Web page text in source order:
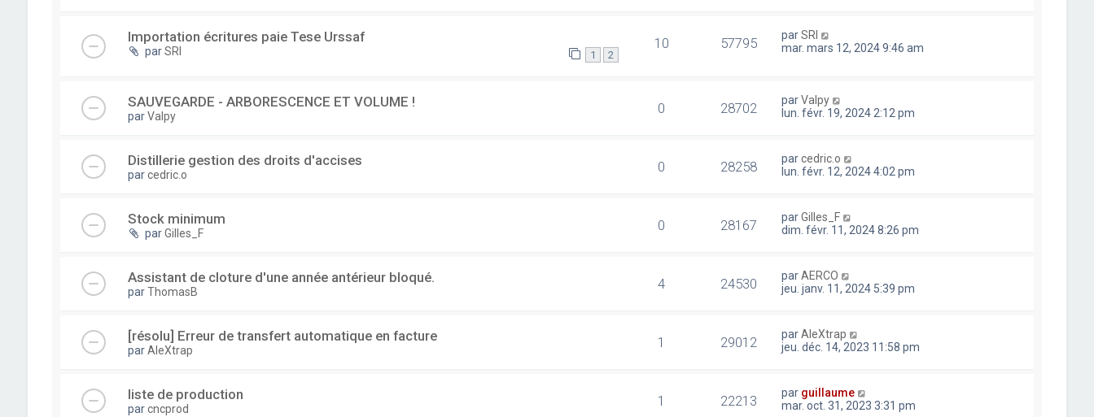
Importation écritures paie Tese Urssaf
parSRI 1 2
10 57795 parSRI
mar. mars 12, 2024 9:46 am
SAUVEGARDE - ARBORESCENCE ET VOLUME !
parValpy 0 28702 parValpy
lun. févr. 19, 2024 2:12 pm
Distillerie gestion des droits d'accises
parcedric.o 0 28258 parcedric.o
lun. févr. 12, 2024 4:02 pm
Stock minimum
parGilles_F 0 28167 parGilles_F
dim. févr. 11, 2024 8:26 pm
Assistant de cloture d'une année antérieur bloqué.
parThomasB 4 24530 parAERCO
jeu. janv. 11, 2024 5:39 pm
[résolu] Erreur de transfert automatique en facture
parAleXtrap 1 29012 parAleXtrap
jeu. déc. 14, 2023 11:58 pm
liste de production
parcncprod 1 22213 par guillaume
mar. oct. 31, 2023 3:31 pm